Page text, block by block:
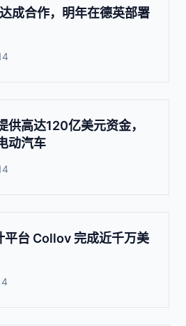
成合作，明年在德英部署
供高达120亿美元资金，
动汽车
平台 Collov 完成近千万美